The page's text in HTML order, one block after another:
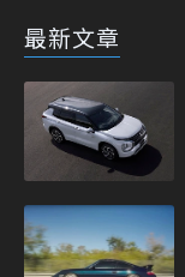
最新文章